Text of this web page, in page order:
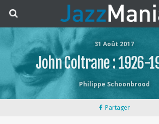
31 Août 2017
John Coltrane : 1926-
Philippe Schoonbrood
Partager